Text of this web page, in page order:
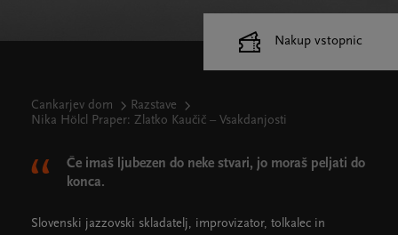
Cankarjev dom
Razstave
Nika Hölcl Praper: Zlatko Kaučič – Vsakdanjosti
Če imaš ljubezen do neke stvari, jo moraš peljati do
konca.
Slovenski jazzovski skladatelj, improvizator, tolkalec in
Nakup vstopnic